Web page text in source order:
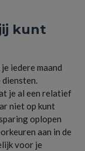
kunt
iedere maand
je al een relatief
niet op kunt
oplopen
aan in de
voor je